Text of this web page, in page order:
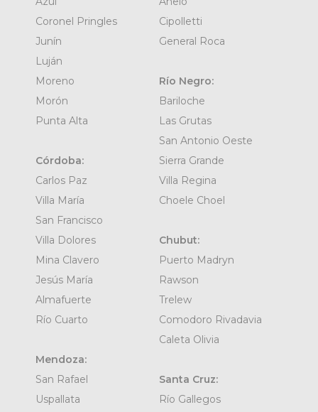
Coronel Pringles
Junín
Luján
Moreno
Morón
Punta Alta
Córdoba:
Carlos Paz
Villa María
San Francisco
Villa Dolores
Mina Clavero
Jesús María
Almafuerte
Río Cuarto
Mendoza:
San Rafael
Uspallata
Cipolletti
General Roca
Río Negro:
Bariloche
Las Grutas
San Antonio Oeste
Sierra Grande
Villa Regina
Choele Choel
Chubut:
Puerto Madryn
Rawson
Trelew
Comodoro Rivadavia
Caleta Olivia
Santa Cruz:
Río Gallegos